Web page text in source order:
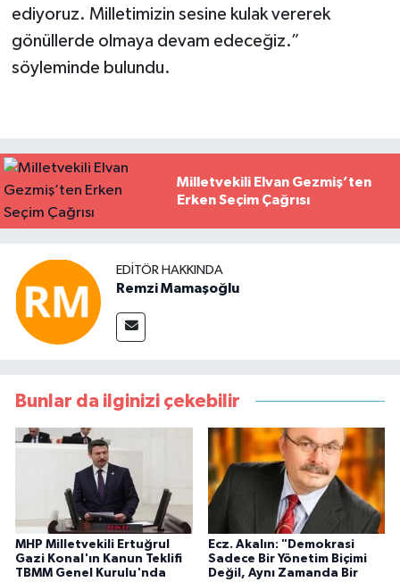
ediyoruz. Milletimizin sesine kulak vererek
gönüllerde olmaya devam edeceğiz.”
söyleminde bulundu.
Milletvekili Elvan Gezmiş’ten
Erken Seçim Çağrısı
EDITÖR HAKKINDA
Remzi Mamaşoğlu
Bunlar da ilginizi çekebilir
MHP Milletvekili Ertuğrul
Gazi Konal'ın Kanun Teklifi
TBMM Genel Kurulu'nda
Ecz. Akalın: "Demokrasi
Sadece Bir Yönetim Biçimi
Değil, Aynı Zamanda Bir